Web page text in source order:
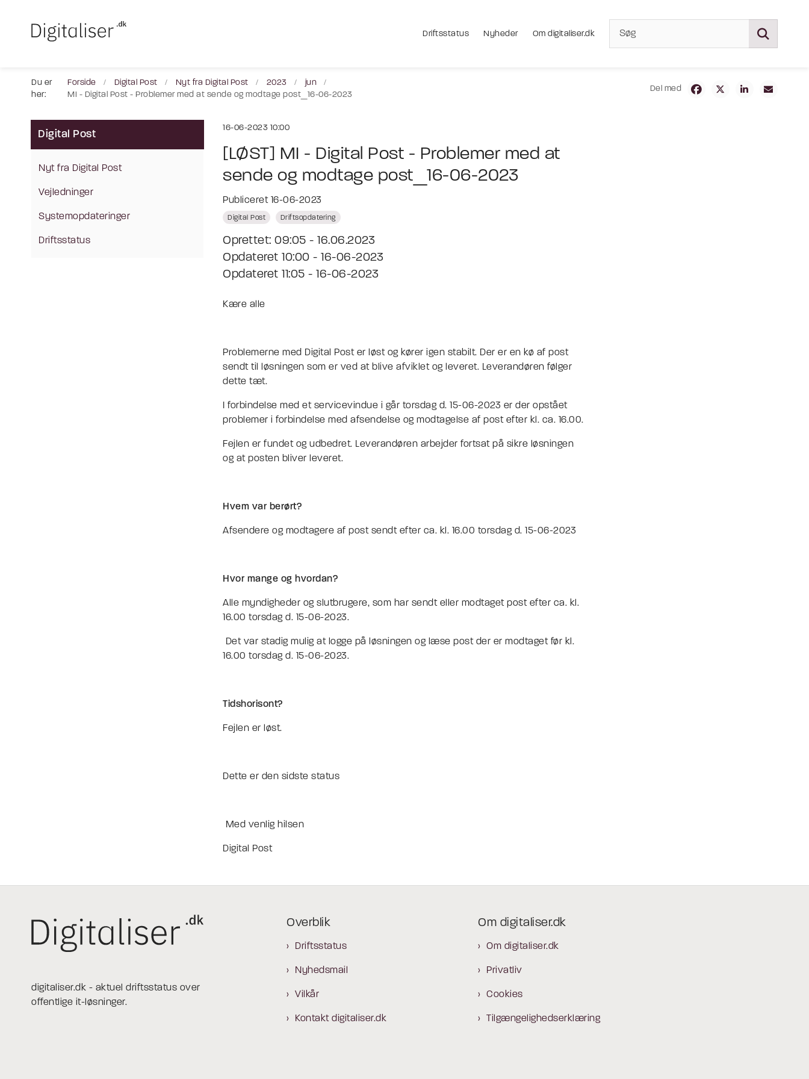
Driftsstatus Nyheder Om digitaliser.dk
Du er
her:
Forside Digital Post Nyt fra Digital Post 2023
jun
MI - Digital Post - Problemer med at sende og modtage post_16-06-2023
Del med
Digital Post
Nyt fra Digital Post
Vejledninger
Systemopdateringer
Driftsstatus
16-06-2023 10:00
[LØST] MI - Digital Post - Problemer med at
sende og modtage post_16-06-2023
Publiceret 16-06-2023
Digital Post Driftsopdatering
Oprettet: 09:05 - 16.06.2023
Opdateret 10:00 - 16-06-2023
Opdateret 11:05 - 16-06-2023
Kære alle
Problemerne med Digital Post er løst og kører igen stabilt. Der er en kø af post
sendt til løsningen som er ved at blive afviklet og leveret. Leverandøren følger
dette tæt.
I forbindelse med et servicevindue i går torsdag d. 15-06-2023 er der opstået
problemer i forbindelse med afsendelse og modtagelse af post efter kl. ca. 16.00.
Fejlen er fundet og udbedret. Leverandøren arbejder fortsat på sikre løsningen
og at posten bliver leveret.
Hvem var berørt?
Afsendere og modtagere af post sendt efter ca. kl. 16.00 torsdag d. 15-06-2023
Hvor mange og hvordan?
Alle myndigheder og slutbrugere, som har sendt eller modtaget post efter ca. kl.
16.00 torsdag d. 15-06-2023.
Det var stadig mulig at logge på løsningen og læse post der er modtaget før kl.
16.00 torsdag d. 15-06-2023.
Tidshorisont?
Fejlen er løst.
Dette er den sidste status
Med venlig hilsen
Digital Post
digitaliser.dk - aktuel driftsstatus over
offentlige it-løsninger.
Overblik
Driftsstatus
Nyhedsmail
Vilkår
Kontakt digitaliser.dk
Om digitaliser.dk
Om digitaliser.dk
Privatliv
Cookies
Tilgængelighedserklæring